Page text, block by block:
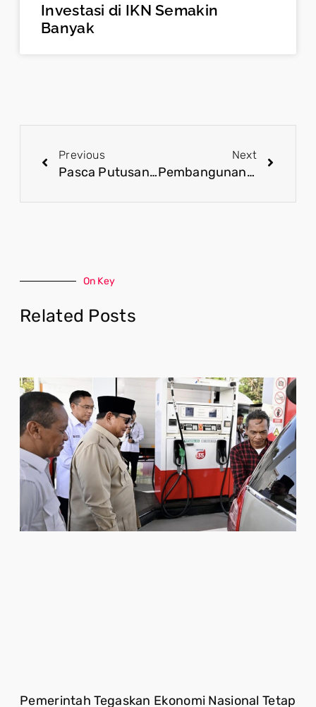
Investasi di IKN Semakin
Banyak
Previous
Pasca Putusan MK, Masyarakat Dukung Penetapan Hasil Pemilu 2024
Next
Pembangunan Ibu Kota Nusantara (IKN) Mendorong Inovasi dan Meningkatkan Pendidikan
On Key
Related Posts
Pemerintah Tegaskan Ekonomi Nasional Tetap